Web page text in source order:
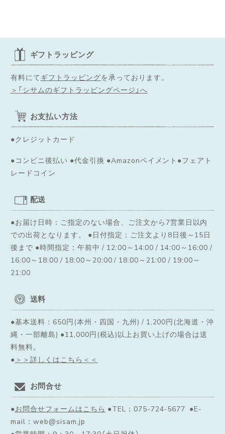
ギフトラッピング
有料にて ギフトラッピングを承っております。
＞「シサムのギフトラッピングページ」へ
お支払い方法
●クレジットカード
●コンビニ後払い ●代金引換 ●Amazonペイメント●フェアト
レードコイン
配送
●お届け日時：ご指定のない場合、ご注文から7営業日以内
での出荷となります。
●日付指定：ご注文より8日後～15日
後まで ●時間指定：午前中 / 12:00～14:00 / 14:00～16:00 /
16:00～18:00 / 18:00～20:00 / 18:00～21:00 / 19:00～
21:00
送料
●基本送料：650円(本州・四国・九州) / 1,200円(北海道・沖
縄・一部離島) ●11,000円(税込)以上お買い上げの場合は送
料無料。
● ＞＞詳しくはこちら＜＜
お問合せ
●お問合せフォームはこちら ●TEL：075-724-5677 ●E-
mail：web@sisam.jp